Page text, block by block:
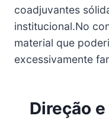
coadjuvantes
institucional.No
material que
excessivamente
Direção